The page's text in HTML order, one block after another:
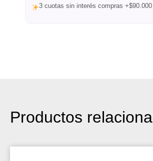
3 cuotas sin interés compras +$90.000
Productos